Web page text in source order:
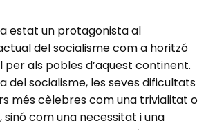
estat un protagonista al
del socialisme com a horitzó
als pobles d’aquest continent.
del socialisme, les seves dificultats
més cèlebres com una trivialitat o
sinó com una necessitat i una